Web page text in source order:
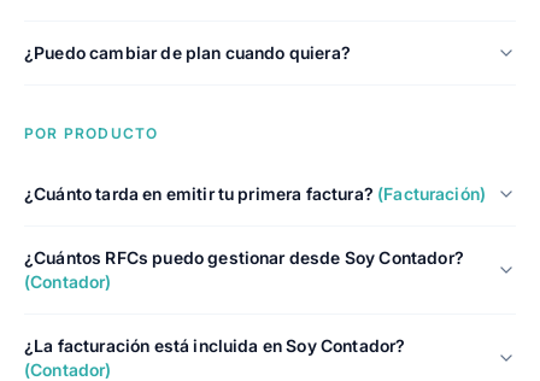
¿Puedo cambiar de plan cuando quiera?
POR PRODUCTO
¿Cuánto tarda en emitir tu primera factura? (Facturación)
¿Cuántos RFCs puedo gestionar desde Soy Contador?
(Contador)
¿La facturación está incluida en Soy Contador?
(Contador)